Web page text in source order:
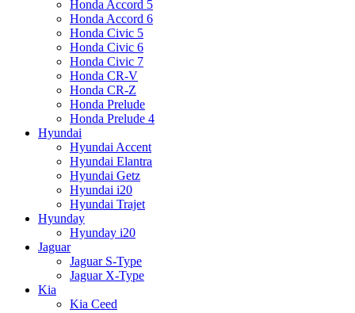
Honda Accord 5
Honda Accord 6
Honda Civic 5
Honda Civic 6
Honda Civic 7
Honda CR-V
Honda CR-Z
Honda Prelude
Honda Prelude 4
Hyundai
Hyundai Accent
Hyundai Elantra
Hyundai Getz
Hyundai i20
Hyundai Trajet
Hyunday
Hyunday i20
Jaguar
Jaguar S-Type
Jaguar X-Type
Kia
Kia Ceed